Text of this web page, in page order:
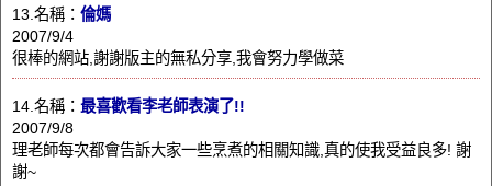
13.名稱： 倫媽
2007/9/4
很棒的網站,謝謝版主的無私分享,我會努力學做菜
14.名稱： 最喜歡看李老師表演了!!
2007/9/8
理老師每次都會告訴大家一些烹煮的相關知識,真的使我受益良多! 謝
謝~